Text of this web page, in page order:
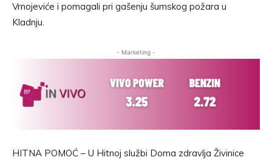
Vrnojeviće i pomagali pri gašenju šumskog požara u
Kladnju.
- Marketing -
HITNA POMOĆ – U Hitnoj službi Doma zdravlja Živinice